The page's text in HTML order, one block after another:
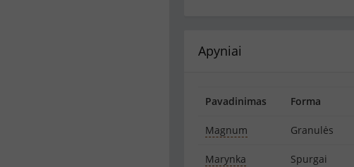
Apyniai
Pavadinimas Forma
Magnum Granulės
Marynka Spurgai